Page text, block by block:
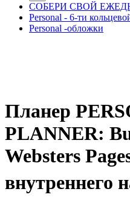
СОБЕРИ СВОЙ
Personal - 6-ти
Personal -обложки
Планер
PLANNER:
Websters
внутреннего